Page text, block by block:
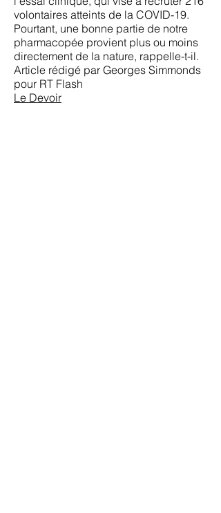
volontaires atteints de la COVID-19.
Pourtant, une bonne partie de notre
pharmacopée provient plus ou moins
directement de la nature, rappelle-t-il.
Article rédigé par Georges Simmonds
pour RT Flash
Le Devoir